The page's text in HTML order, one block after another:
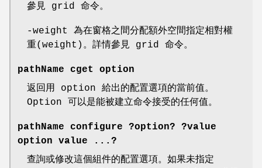
參見 grid 命令。
-weight 為在窗格之間分配額外空間指定相對權
重(weight)。詳情參見 grid 命令。
pathName cget option
返回用 option 給出的配置選項的當前值。
Option 可以是能被建立命令接受的任何值。
pathName configure ?option? ?value
option value ...?
查詢或修改這個組件的配置選項。如果未指定